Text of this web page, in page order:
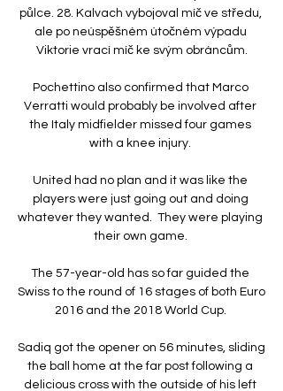
půlce. 28. Kalvach vybojoval míč ve středu,
ale po neúspěšném útočném výpadu
Viktorie vrací míč ke svým obráncům.
Pochettino also confirmed that Marco
Verratti would probably be involved after
the Italy midfielder missed four games
with a knee injury.
United had no plan and it was like the
players were just going out and doing
whatever they wanted.  They were playing
their own game.
The 57-year-old has so far guided the
Swiss to the round of 16 stages of both Euro
2016 and the 2018 World Cup.
Sadiq got the opener on 56 minutes, sliding
the ball home at the far post following a
delicious cross with the outside of his left